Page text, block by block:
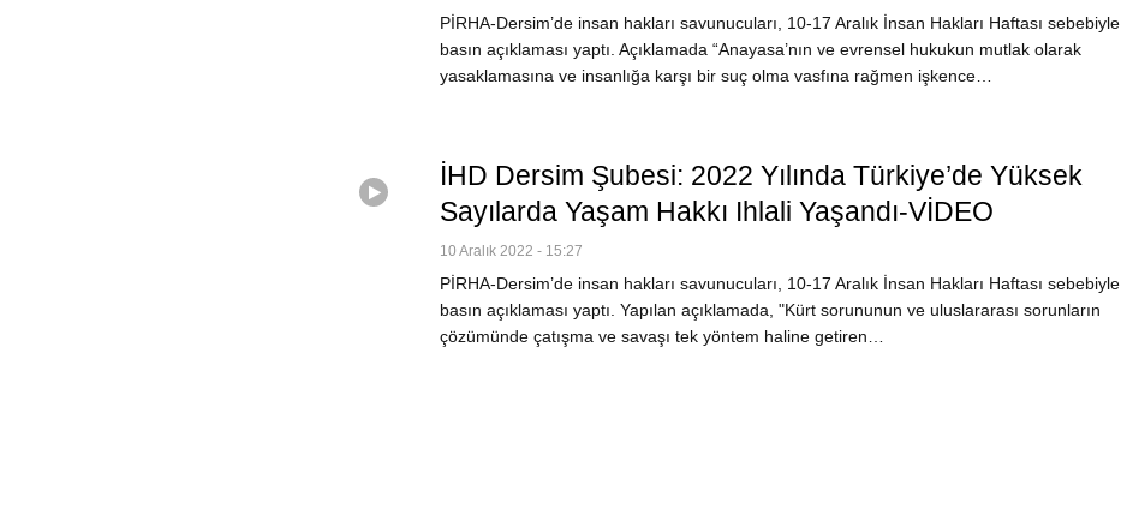
PİRHA-Dersim’de insan hakları savunucuları, 10-17 Aralık İnsan Hakları Haftası sebebiyle
basın açıklaması yaptı. Açıklamada “Anayasa’nın ve evrensel hukukun mutlak olarak
yasaklamasına ve insanlığa karşı bir suç olma vasfına rağmen işkence…
İHD Dersim Şubesi: 2022 Yılında Türkiye’de Yüksek
Sayılarda Yaşam Hakkı Ihlali Yaşandı-VİDEO
10 Aralık 2022 - 15:27
PİRHA-Dersim’de insan hakları savunucuları, 10-17 Aralık İnsan Hakları Haftası sebebiyle
basın açıklaması yaptı. Yapılan açıklamada, "Kürt sorununun ve uluslararası sorunların
çözümünde çatışma ve savaşı tek yöntem haline getiren…